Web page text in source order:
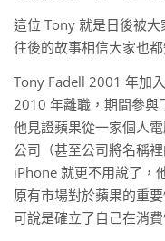
這位 Tony 就是日後被大
往後的故事相信大家也都
Tony Fadell 2001 年加
2010 年離職，期間參與
他見證蘋果從一家個人
公司（甚至公司將名稱
iPhone 就更不用說了，
原有市場對於蘋果的重
可說是確立了自己在消